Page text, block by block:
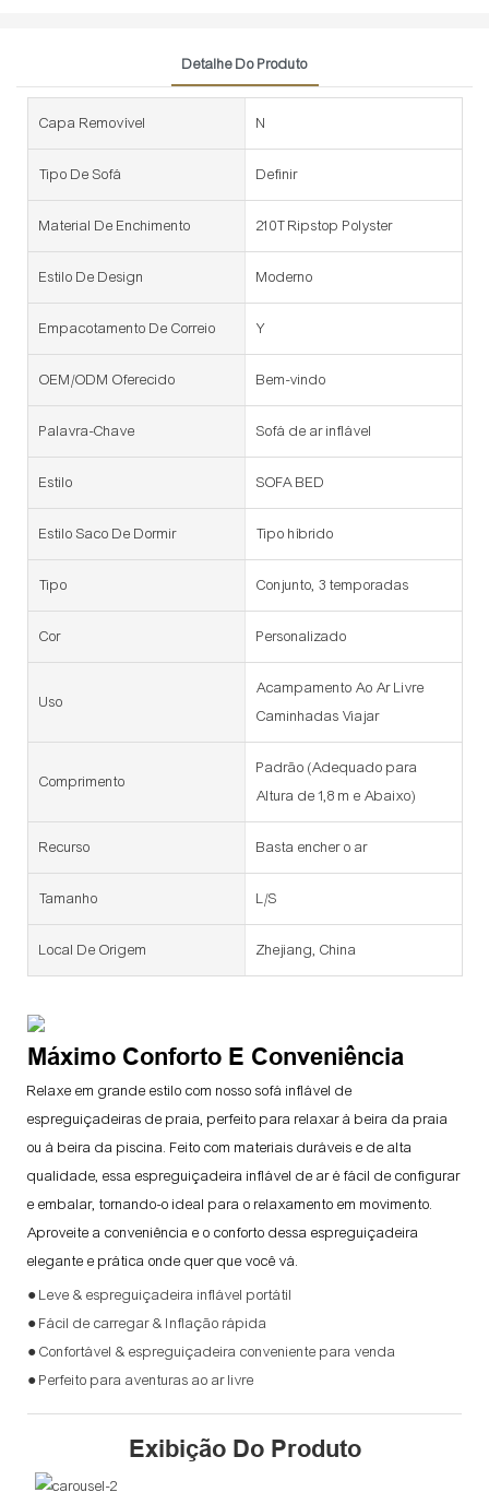
Detalhe Do Produto
Capa Removível N
Tipo De Sofá Definir
Material De Enchimento 210T Ripstop Polyster
Estilo De Design Moderno
Empacotamento De Correio Y
OEM/ODM Oferecido Bem-vindo
Palavra-Chave Sofá de ar inflável
Estilo SOFA BED
Estilo Saco De Dormir Tipo híbrido
Tipo Conjunto, 3 temporadas
Cor Personalizado
Uso
Acampamento Ao Ar Livre
Caminhadas Viajar
Comprimento
Padrão (Adequado para
Altura de 1,8 m e Abaixo)
Recurso Basta encher o ar
Tamanho L/S
Local De Origem Zhejiang, China
Máximo Conforto E Conveniência
Relaxe em grande estilo com nosso sofá inflável de
espreguiçadeiras de praia, perfeito para relaxar à beira da praia
ou à beira da piscina. Feito com materiais duráveis ​​e de alta
qualidade, essa espreguiçadeira inflável de ar é fácil de configurar
e embalar, tornando-o ideal para o relaxamento em movimento.
Aproveite a conveniência e o conforto dessa espreguiçadeira
elegante e prática onde quer que você vá.
● Leve & espreguiçadeira inflável portátil
● Fácil de carregar & Inflação rápida
● Confortável & espreguiçadeira conveniente para venda
● Perfeito para aventuras ao ar livre
Exibição Do Produto